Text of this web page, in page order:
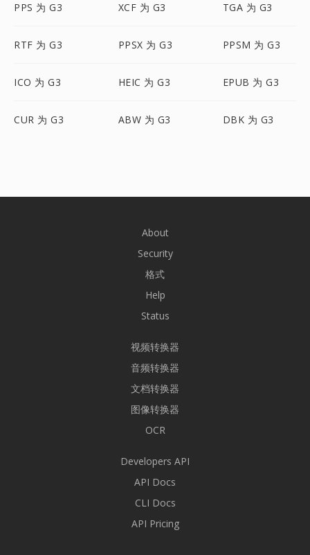
PPS 为 G3 XCF 为 G3 TGA 为 G3
RTF 为 G3 PPSX 为 G3 PPSM 为 G3
ICO 为 G3 HEIC 为 G3 EPUB 为 G3
CUR 为 G3 ABW 为 G3 DBK 为 G3
About
Security
格式
Help
Status
视频转换器
音频转换器
文档转换器
图像转换器
OCR
Developers API
API Docs
CLI Docs
API Pricing